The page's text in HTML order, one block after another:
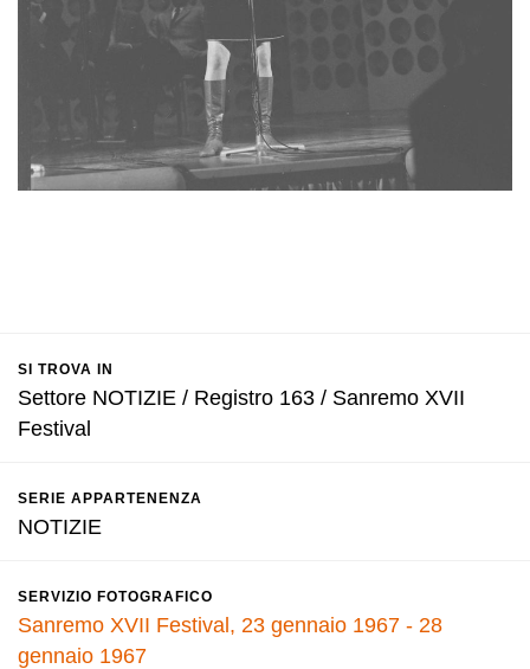
SI TROVA IN
Settore NOTIZIE / Registro 163 / Sanremo XVII
Festival
SERIE APPARTENENZA
NOTIZIE
SERVIZIO FOTOGRAFICO
Sanremo XVII Festival, 23 gennaio 1967 - 28
gennaio 1967